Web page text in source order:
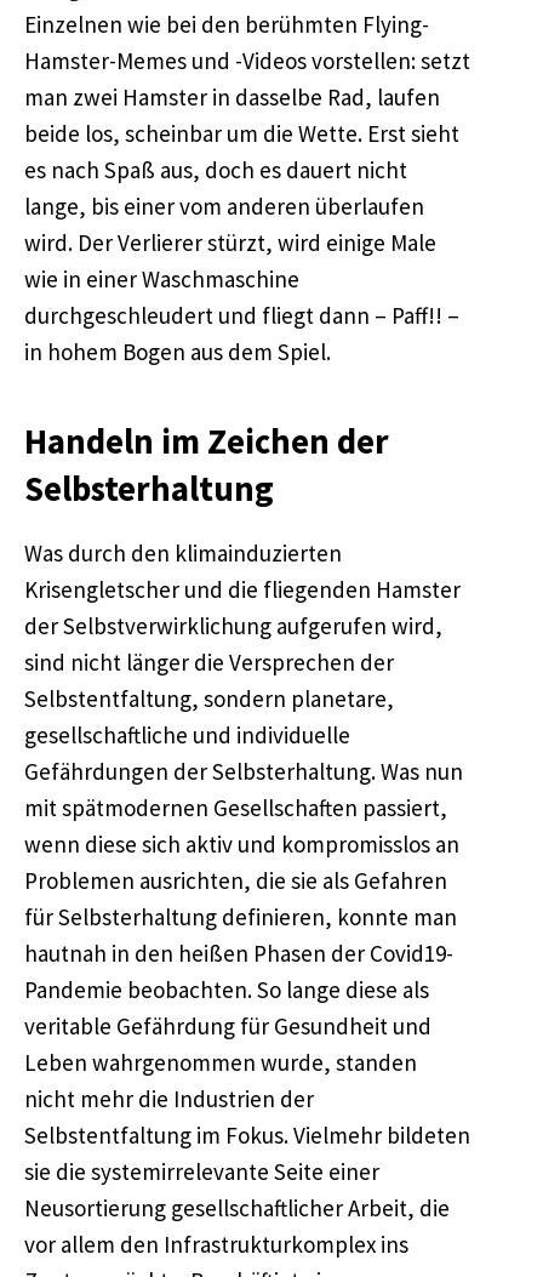
Einzelnen wie bei den berühmten Flying-
Hamster-Memes und -Videos vorstellen: setzt
man zwei Hamster in dasselbe Rad, laufen
beide los, scheinbar um die Wette. Erst sieht
es nach Spaß aus, doch es dauert nicht
lange, bis einer vom anderen überlaufen
wird. Der Verlierer stürzt, wird einige Male
wie in einer Waschmaschine
durchgeschleudert und fliegt dann – Paff!! –
in hohem Bogen aus dem Spiel.
Handeln im Zeichen der
Selbsterhaltung
Was durch den klimainduzierten
Krisengletscher und die fliegenden Hamster
der Selbstverwirklichung aufgerufen wird,
sind nicht länger die Versprechen der
Selbstentfaltung, sondern planetare,
gesellschaftliche und individuelle
Gefährdungen der Selbsterhaltung. Was nun
mit spätmodernen Gesellschaften passiert,
wenn diese sich aktiv und kompromisslos an
Problemen ausrichten, die sie als Gefahren
für Selbsterhaltung definieren, konnte man
hautnah in den heißen Phasen der Covid19-
Pandemie beobachten. So lange diese als
veritable Gefährdung für Gesundheit und
Leben wahrgenommen wurde, standen
nicht mehr die Industrien der
Selbstentfaltung im Fokus. Vielmehr bildeten
sie die systemirrelevante Seite einer
Neusortierung gesellschaftlicher Arbeit, die
vor allem den Infrastrukturkomplex ins